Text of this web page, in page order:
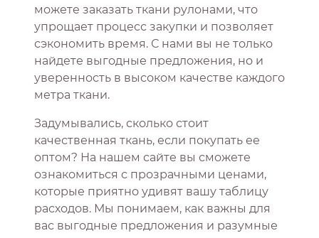
можете заказать ткани рулонами, что
упрощает процесс закупки и позволяет
сэкономить время. С нами вы не только
найдете выгодные предложения, но и
уверенность в высоком качестве каждого
метра ткани.
Задумывались, сколько стоит
качественная ткань, если покупать ее
оптом? На нашем сайте вы сможете
ознакомиться с прозрачными ценами,
которые приятно удивят вашу таблицу
расходов. Мы понимаем, как важны для
вас выгодные предложения и разумные